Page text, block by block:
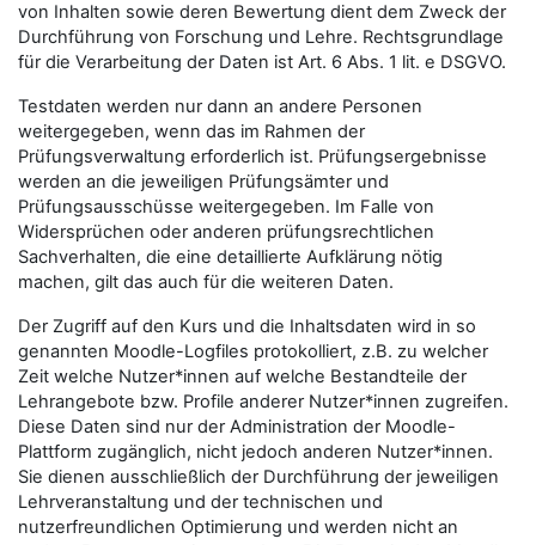
von Inhalten sowie deren Bewertung dient dem Zweck der
Durchführung von Forschung und Lehre. Rechtsgrundlage
für die Verarbeitung der Daten ist Art. 6 Abs. 1 lit. e DSGVO.
Testdaten werden nur dann an andere Personen
weitergegeben, wenn das im Rahmen der
Prüfungsverwaltung erforderlich ist. Prüfungsergebnisse
werden an die jeweiligen Prüfungsämter und
Prüfungsausschüsse weitergegeben. Im Falle von
Widersprüchen oder anderen prüfungsrechtlichen
Sachverhalten, die eine detaillierte Aufklärung nötig
machen, gilt das auch für die weiteren Daten.
Der Zugriff auf den Kurs und die Inhaltsdaten wird in so
genannten Moodle-Logfiles protokolliert, z.B. zu welcher
Zeit welche Nutzer*innen auf welche Bestandteile der
Lehrangebote bzw. Profile anderer Nutzer*innen zugreifen.
Diese Daten sind nur der Administration der Moodle-
Plattform zugänglich, nicht jedoch anderen Nutzer*innen.
Sie dienen ausschließlich der Durchführung der jeweiligen
Lehrveranstaltung und der technischen und
nutzerfreundlichen Optimierung und werden nicht an